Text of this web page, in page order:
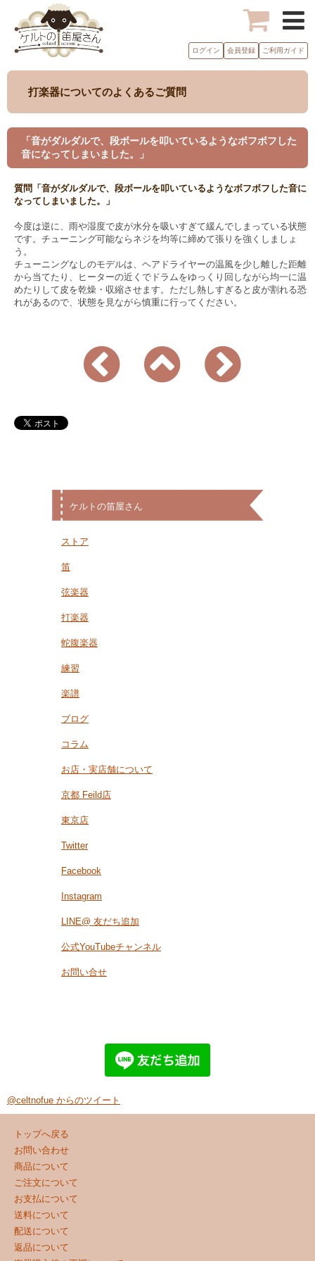
ログイン 会員登録 ご利用ガイド
打楽器についてのよくあるご質問
「音がダルダルで、段ボールを叩いているようなボフボフした
音になってしまいました。」
質問「音がダルダルで、段ボールを叩いているようなボフボフした音に
なってしまいました。」
今度は逆に、雨や湿度で皮が水分を吸いすぎて緩んでしまっている状態
です。チューニング可能ならネジを均等に締めて張りを強くしましょ
う。
チューニングなしのモデルは、ヘアドライヤーの温風を少し離した距離
から当てたり、ヒーターの近くでドラムをゆっくり回しながら均一に温
めたりして皮を乾燥・収縮させます。ただし熱しすぎると皮が割れる恐
れがあるので、状態を見ながら慎重に行ってください。
ケルトの笛屋さん
ストア
笛
弦楽器
打楽器
蛇腹楽器
練習
楽譜
ブログ
コラム
お店・実店舗について
京都 Feild店
東京店
Twitter
Facebook
Instagram
LINE@ 友だち追加
公式YouTubeチャンネル
お問い合せ
@celtnofue からのツイート
トップへ戻る
お問い合わせ
商品について
ご注文について
お支払について
送料について
配送について
返品について